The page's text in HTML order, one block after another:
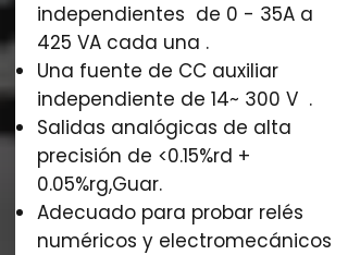
independientes de 0 - 35A a
425 VA cada una .
Una fuente de CC auxiliar
independiente de 14~ 300 V .
Salidas analógicas de alta
precisión de <0.15%rd +
0.05%rg,Guar.
Adecuado para probar relés
numéricos y electromecánicos